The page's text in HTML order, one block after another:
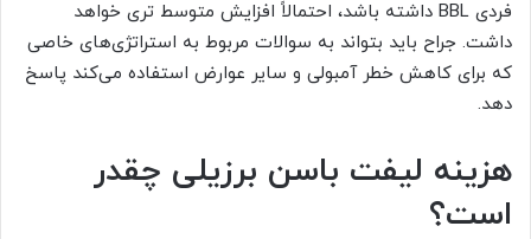
فردی BBL داشته باشد، احتمالاً افزایش متوسط ​​تری خواهد
داشت. جراح باید بتواند به سوالات مربوط به استراتژی‌های خاصی
که برای کاهش خطر آمبولی و سایر عوارض استفاده می‌کند پاسخ
دهد.
هزینه لیفت باسن برزیلی چقدر
است؟